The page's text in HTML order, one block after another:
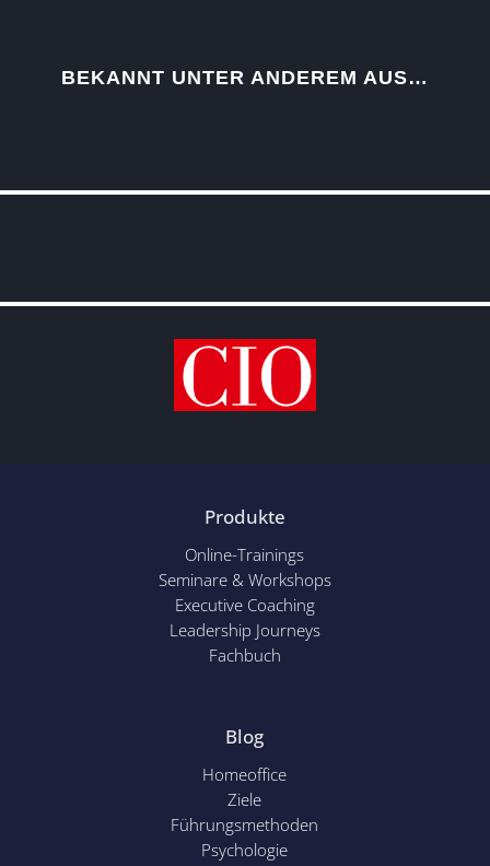
BEKANNT UNTER ANDEREM AUS…
Produkte
Online-Trainings
Seminare & Workshops
Executive Coaching
Leadership Journeys
Fachbuch
Blog
Homeoffice
Ziele
Führungsmethoden
Psychologie